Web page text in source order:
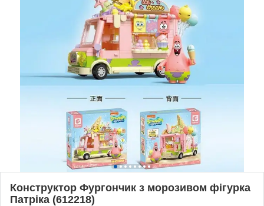
Конструктор Фургончик з морозивом фігурка
Патріка (612218)